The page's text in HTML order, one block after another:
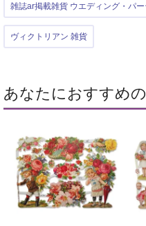
雑誌ar掲載雑貨 ウエディング・パ
ヴィクトリアン 雑貨
あなたにおすすめ